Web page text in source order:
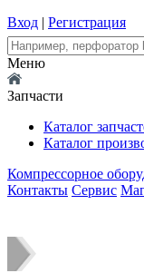
Вход | Регистрация
Меню
Запчасти
Каталог
Каталог
Компрессорное
Контакты Сервис